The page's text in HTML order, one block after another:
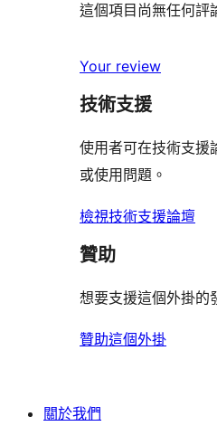
這個項目尚無任何評
Your review
技術支援
使用者可在技術支援
或使用問題。
檢視技術支援論壇
贊助
想要支援這個外掛的
贊助這個外掛
關於我們